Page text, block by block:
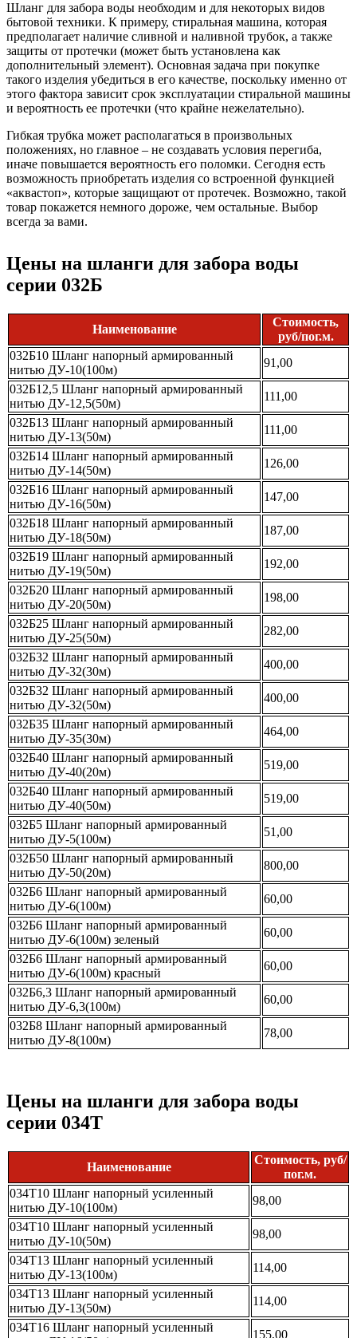
Шланг для забора воды необходим и для некоторых видов
бытовой техники. К примеру, стиральная машина, которая
предполагает наличие сливной и наливной трубок, а также
защиты от протечки (может быть установлена как
дополнительный элемент). Основная задача при покупке
такого изделия убедиться в его качестве, поскольку именно от
этого фактора зависит срок эксплуатации стиральной машины
и вероятность ее протечки (что крайне нежелательно).
Гибкая трубка может располагаться в произвольных
положениях, но главное – не создавать условия перегиба,
иначе повышается вероятность его поломки. Сегодня есть
возможность приобретать изделия со встроенной функцией
«аквастоп», которые защищают от протечек. Возможно, такой
товар покажется немного дороже, чем остальные. Выбор
всегда за вами.
Цены на шланги для забора воды
серии 032Б
Наименование
Стоимость,
руб/пог.м.
032Б10 Шланг напорный армированный
нитью ДУ-10(100м)
91,00
032Б12,5 Шланг напорный армированный
нитью ДУ-12,5(50м)
111,00
032Б13 Шланг напорный армированный
нитью ДУ-13(50м)
111,00
032Б14 Шланг напорный армированный
нитью ДУ-14(50м)
126,00
032Б16 Шланг напорный армированный
нитью ДУ-16(50м)
147,00
032Б18 Шланг напорный армированный
нитью ДУ-18(50м)
187,00
032Б19 Шланг напорный армированный
нитью ДУ-19(50м)
192,00
032Б20 Шланг напорный армированный
нитью ДУ-20(50м)
198,00
032Б25 Шланг напорный армированный
нитью ДУ-25(50м)
282,00
032Б32 Шланг напорный армированный
нитью ДУ-32(30м)
400,00
032Б32 Шланг напорный армированный
нитью ДУ-32(50м)
400,00
032Б35 Шланг напорный армированный
нитью ДУ-35(30м)
464,00
032Б40 Шланг напорный армированный
нитью ДУ-40(20м)
519,00
032Б40 Шланг напорный армированный
нитью ДУ-40(50м)
519,00
032Б5 Шланг напорный армированный
нитью ДУ-5(100м)
51,00
032Б50 Шланг напорный армированный
нитью ДУ-50(20м)
800,00
032Б6 Шланг напорный армированный
нитью ДУ-6(100м)
60,00
032Б6 Шланг напорный армированный
нитью ДУ-6(100м) зеленый
60,00
032Б6 Шланг напорный армированный
нитью ДУ-6(100м) красный
60,00
032Б6,3 Шланг напорный армированный
нитью ДУ-6,3(100м)
60,00
032Б8 Шланг напорный армированный
нитью ДУ-8(100м)
78,00
Цены на шланги для забора воды
серии 034Т
Наименование
Стоимость, руб/
пог.м.
034Т10 Шланг напорный усиленный
нитью ДУ-10(100м)
98,00
034Т10 Шланг напорный усиленный
нитью ДУ-10(50м)
98,00
034Т13 Шланг напорный усиленный
нитью ДУ-13(100м)
114,00
034Т13 Шланг напорный усиленный
нитью ДУ-13(50м)
114,00
034Т16 Шланг напорный усиленный
155,00